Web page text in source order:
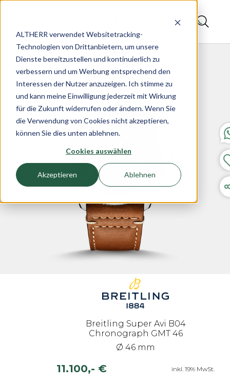
ALTHERR verwendet Websitetracking-
Technologien von Drittanbietern, um unsere
Dienste bereitzustellen und kontinuierlich zu
verbessern und um Werbung entsprechend den
Interessen der Nutzer anzuzeigen. Ich stimme zu
und kann meine Einwilligung jederzeit mit Wirkung
für die Zukunft widerrufen oder ändern. Wenn Sie
die Verwendung von Cookies nicht akzeptieren,
können Sie dies unten ablehnen.
Cookies auswählen
Akzeptieren Ablehnen
Breitling Super Avi B04
Chronograph GMT 46
Ø 46 mm
11.100,- € inkl. 19% MwSt.